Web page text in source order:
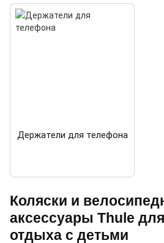
Коляски и
аксессуары Thule
отдыха с детьми
Держатели для телефона